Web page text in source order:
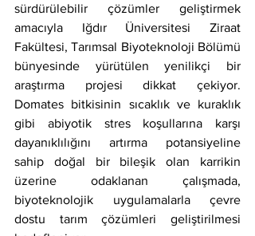
sürdürülebilir çözümler geliştirmek
amacıyla Iğdır Üniversitesi Ziraat
Fakültesi, Tarımsal Biyoteknoloji Bölümü
bünyesinde yürütülen yenilikçi bir
araştırma projesi dikkat çekiyor.
Domates bitkisinin sıcaklık ve kuraklık
gibi abiyotik stres koşullarına karşı
dayanıklılığını artırma potansiyeline
sahip doğal bir bileşik olan karrikin
üzerine odaklanan çalışmada,
biyoteknolojik uygulamalarla çevre
dostu tarım çözümleri geliştirilmesi